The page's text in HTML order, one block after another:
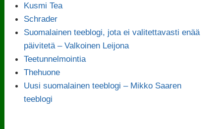
Kusmi Tea
Schrader
Suomalainen teeblogi, jota ei valitettavasti enää
päivitetä – Valkoinen Leijona
Teetunnelmointia
Thehuone
Uusi suomalainen teeblogi – Mikko Saaren
teeblogi